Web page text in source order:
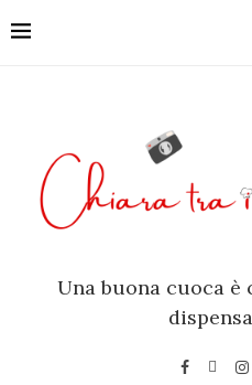
Una buona cuoca è